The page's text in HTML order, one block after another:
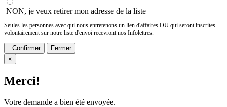
NON, je veux retirer mon adresse de la liste
Seules les personnes avec qui nous entretenons un lien d'affaires OU qui seront inscrites
volontairement sur notre liste d'envoi recevront nos Infolettres.
Confirmer
Fermer
×
Merci!
Votre demande a bien été envoyée.